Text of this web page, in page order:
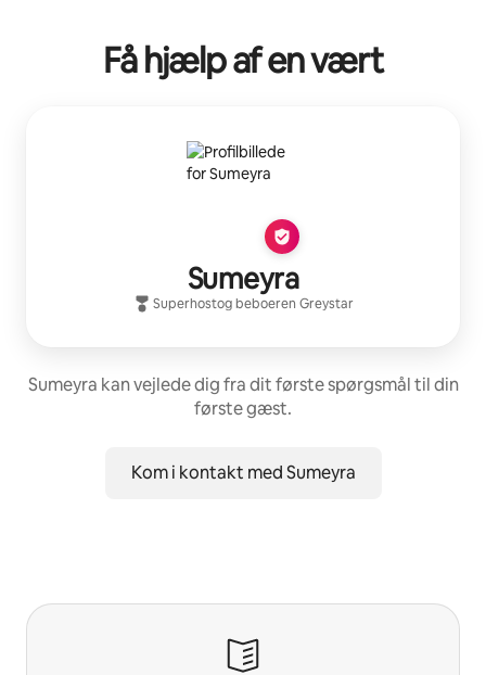
Få hjælp af en vært
Sumeyra
Superhostog beboeren Greystar
Sumeyra kan vejlede dig fra dit første spørgsmål til din
første gæst.
Kom i kontakt med Sumeyra